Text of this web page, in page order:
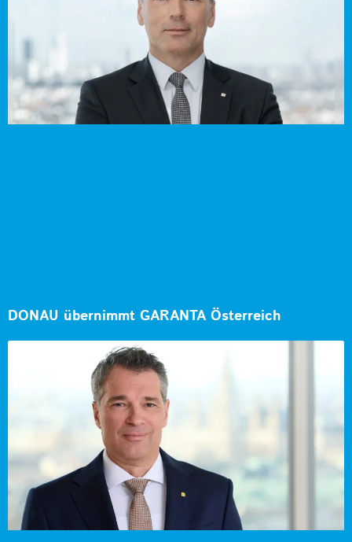
DONAU übernimmt GARANTA Österreich